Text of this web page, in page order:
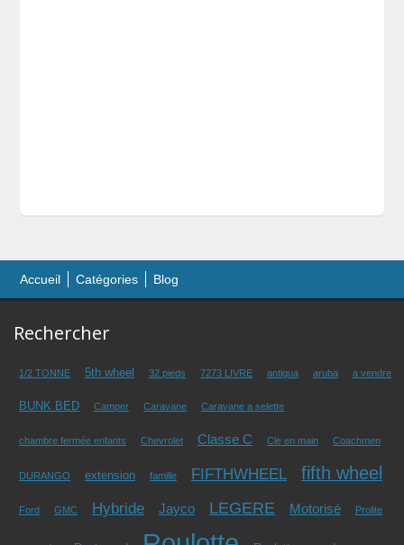
Accueil Catégories Blog
Rechercher
1/2 TONNE 5th wheel 32 pieds 7273 LIVRE antigua aruba a vendre
BUNK BED Camper Caravane Caravane a selette
chambre fermée enfants Chevrolet Classe C Cle en main Coachmen
DURANGO extension famille FIFTHWHEEL fifth wheel
Ford GMC Hybride Jayco LEGERE Motorisé Prolite